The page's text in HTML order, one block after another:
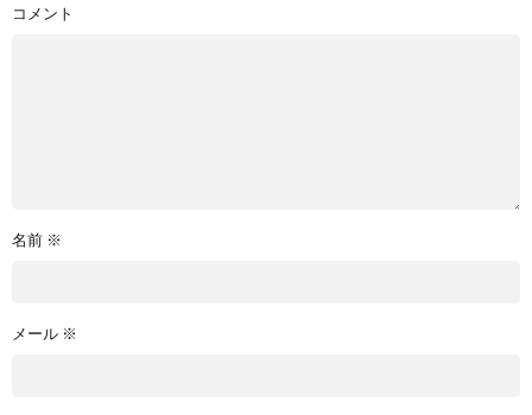
コメント
名前 ※
メール ※